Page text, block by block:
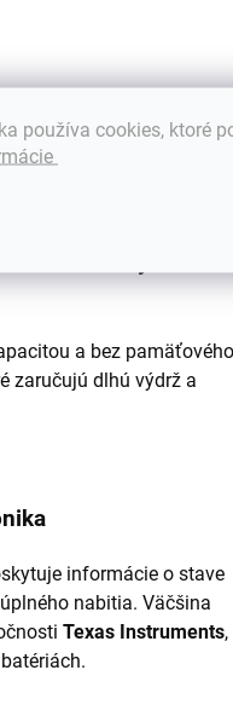
používa cookies, ktoré
testovaná.
články Green
a bez pamäťového
zaručujú dlhú výdrž a
informácie o stave
nabitia. Väčšina
Texas Instruments,